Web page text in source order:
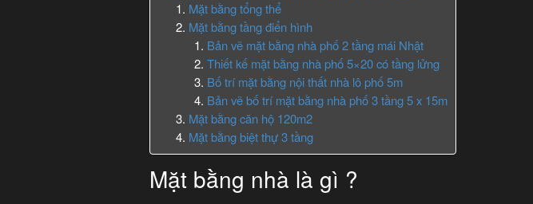
Mặt bằng tổng thể
Mặt bằng tầng điển hình
Bản vẽ mặt bằng nhà phố 2 tầng mái Nhật
Thiết kế mặt bằng nhà phố 5×20 có tầng lửng
Bố trí mặt bằng nội thất nhà lô phố 5m
Bản vẽ bố trí mặt bằng nhà phố 3 tầng 5 x 15m
Mặt bằng căn hộ 120m2
Mặt bằng biệt thự 3 tầng
Mặt bằng nhà là gì ?